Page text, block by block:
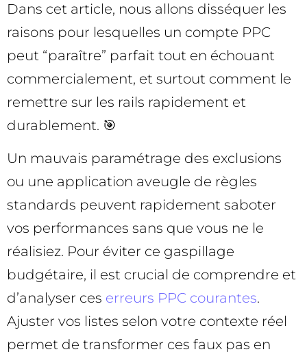
Dans cet article, nous allons disséquer les
raisons pour lesquelles un compte PPC
peut “paraître” parfait tout en échouant
commercialement, et surtout comment le
remettre sur les rails rapidement et
durablement. 🎯
Un mauvais paramétrage des exclusions
ou une application aveugle de règles
standards peuvent rapidement saboter
vos performances sans que vous ne le
réalisiez. Pour éviter ce gaspillage
budgétaire, il est crucial de comprendre et
d’analyser ces erreurs PPC courantes.
Ajuster vos listes selon votre contexte réel
permet de transformer ces faux pas en